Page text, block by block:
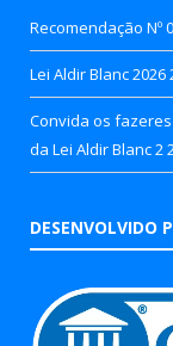
Recomendação Nº
Lei Aldir Blanc 2026
Convida os
da Lei Aldir Blanc 2
DESENVOLVIDO